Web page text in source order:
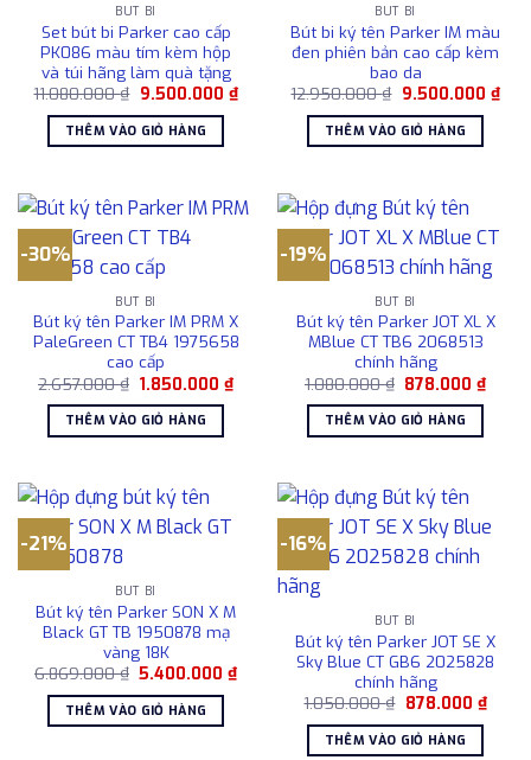
BÚT BI
Set bút bi Parker cao cấp
PK086 màu tím kèm hộp
và túi hãng làm quà tặng
11.080.000₫ Giá
là:
11.080.000 ₫.
9.500.000 ₫Giá
hiện
9.500.000 ₫.
THÊM VÀO GIỎ HÀNG
BÚT BI
Bút bi ký tên Parker IM màu
đen phiên bản cao cấp kèm
bao da
12.950.000₫ Giá
là:
12.950.000 ₫.
9.500.000 ₫Giá
hiện
THÊM VÀO GIỎ HÀNG
-30%
BÚT BI
Bút ký tên Parker IM PRM X
PaleGreen CT TB4 1975658
cao cấp
2.657.000₫ Giá
là:
2.657.000 ₫.
1.850.000₫Giá
hiện
1.850.000 ₫.
THÊM VÀO GIỎ HÀNG
-19%
BÚT BI
Bút ký tên Parker JOT XL X
MBlue CT TB6 2068513
chính hãng
1.080.000₫ Giá
là:
1.080.000 ₫.
878.000₫Giá
hiện
THÊM VÀO GIỎ HÀNG
-21%
BÚT BI
Bút ký tên Parker SON X M
Black GT TB 1950878 mạ
vàng 18K
6.869.000₫ Giá
là:
6.869.000 ₫.
5.400.000₫Giá
hiện
5.400.000 ₫.
THÊM VÀO GIỎ HÀNG
-16%
BÚT BI
Bút ký tên Parker JOT SE X
Sky Blue CT GB6 2025828
chính hãng
1.050.000₫ Giá
là:
1.050.000 ₫.
878.000 ₫Giá
hiện
THÊM VÀO GIỎ HÀNG